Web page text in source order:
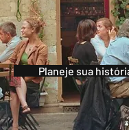
Planeje sua